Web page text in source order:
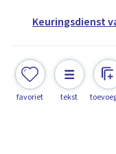
Keuringsdienst
favoriet tekst